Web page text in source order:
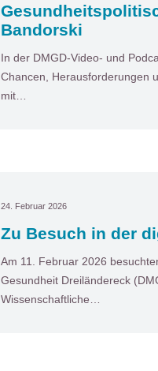
Bandorski
In der DMGD-Video- und
Chancen, Herausforderungen
mit…
24. Februar 2026
Zu Besuch in der
Am 11. Februar 2026
Gesundheit Dreiländereck
Wissenschaftliche…